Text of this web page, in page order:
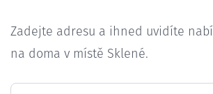
Zadejte adresu a ihned uvidíte
na doma v místě Sklené.